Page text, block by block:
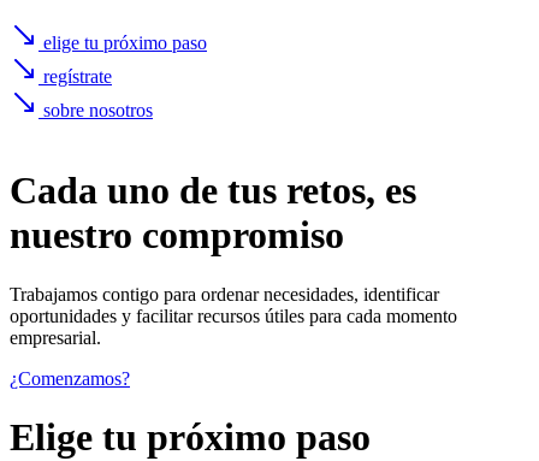
elige tu próximo paso
regístrate
sobre nosotros
Cada uno de tus retos, es
nuestro compromiso
Trabajamos contigo para ordenar necesidades, identificar
oportunidades y facilitar recursos útiles para cada momento
empresarial.
¿Comenzamos?
Elige tu próximo paso